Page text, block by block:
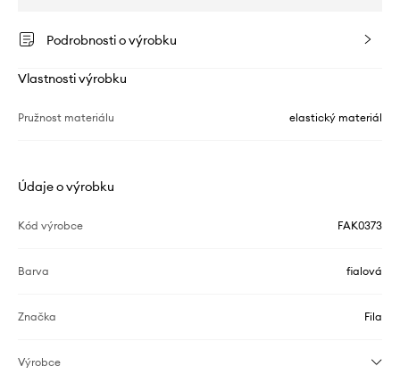
Podrobnosti o výrobku
Vlastnosti výrobku
Pružnost materiálu elastický materiál
Údaje o výrobku
Kód výrobce FAK0373
Barva fialová
Značka Fila
Výrobce